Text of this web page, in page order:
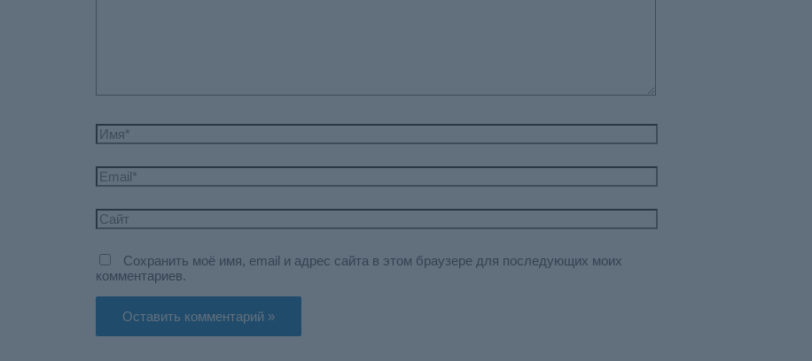
Имя*
Email*
Сайт
Сохранить моё имя, email и адрес сайта в этом браузере для последующих моих
комментариев.